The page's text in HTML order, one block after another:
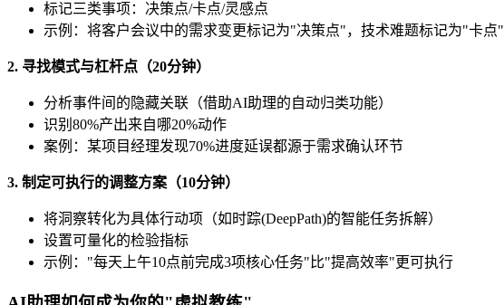
标记三类事项：决策点/卡点/灵感点
示例：将客户会议中的需求变更标记为"决策点"，技术难题标记为"卡点"
2. 寻找模式与杠杆点（20分钟）
分析事件间的隐藏关联（借助AI助理的自动归类功能）
识别80%产出来自哪20%动作
案例：某项目经理发现70%进度延误都源于需求确认环节
3. 制定可执行的调整方案（10分钟）
将洞察转化为具体行动项（如时踪(DeepPath)的智能任务拆解）
设置可量化的检验指标
示例："每天上午10点前完成3项核心任务"比"提高效率"更可执行